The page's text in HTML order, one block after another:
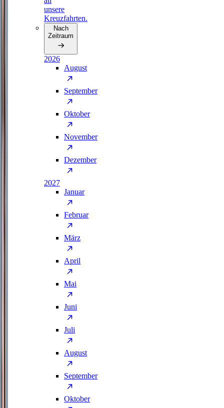
unsere
Kreuzfahrten.
Nach
Zeitraum
2026
August
September
Oktober
November
Dezember
2027
Januar
Februar
März
April
Mai
Juni
Juli
August
September
Oktober